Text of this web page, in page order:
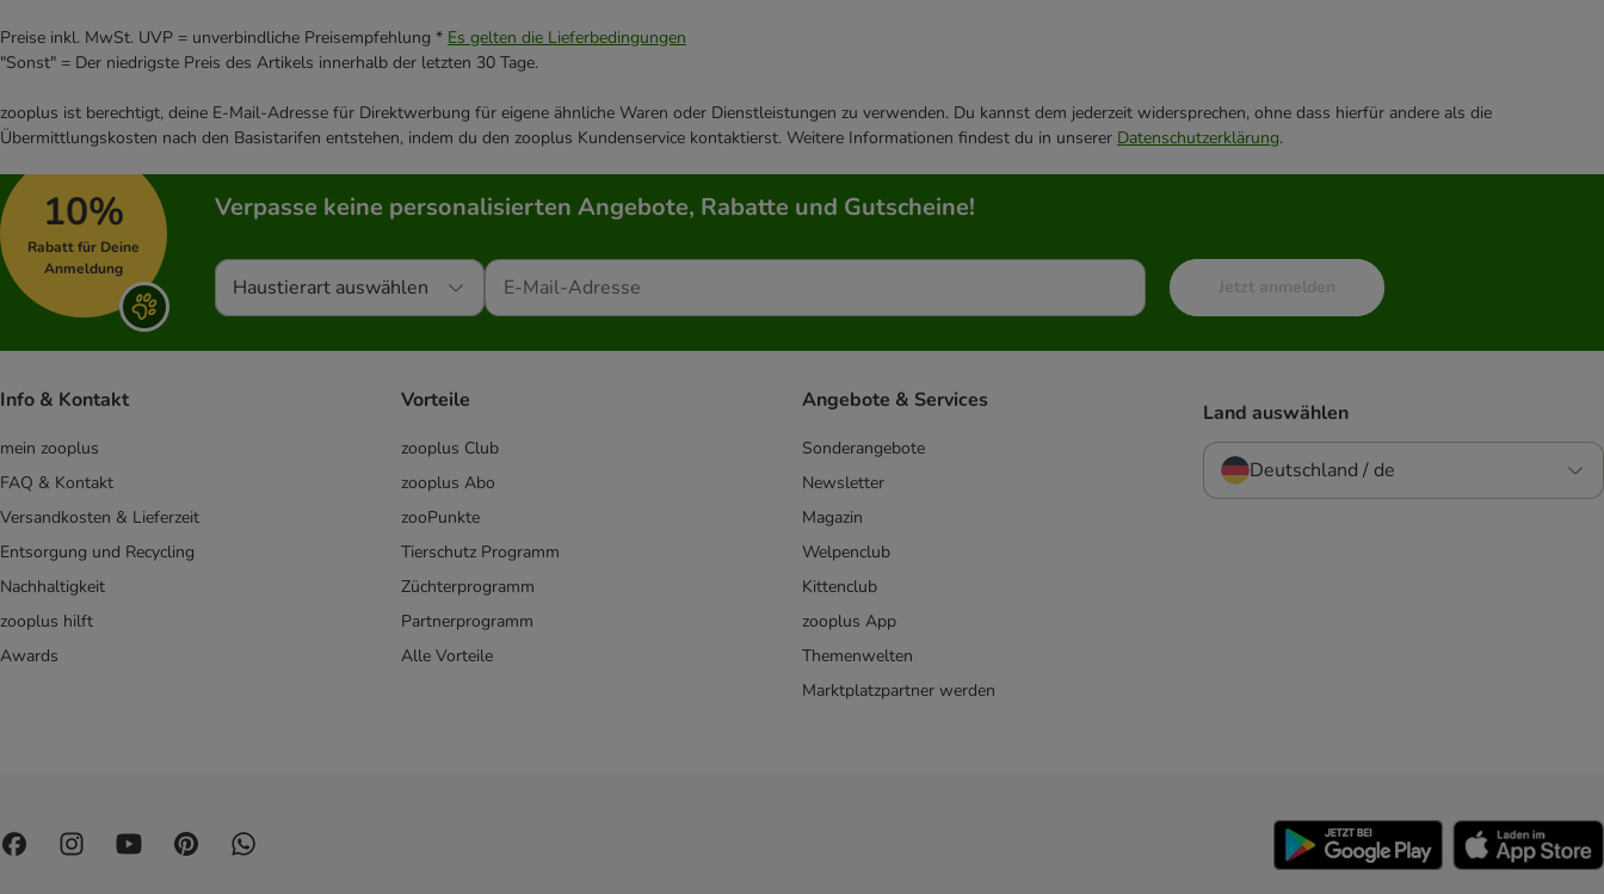
FetteBeute
Fitmin
Forza10
Goood
Happy Dog
Hardys
Hill’s Science Plan
James Wellbeloved
Lukullus Menu Gustico
Magnusson
Mjamjam
Nature's Variety
PAN MIESKO
Pedigree
PURINA PRO PLAN Veterinary Diets
Preise inkl. MwSt. UVP = unverbindliche Preisempfehlung * Es gelten die Lieferbedingungen
"Sonst" = Der niedrigste Preis des Artikels innerhalb der letzten 30 Tage.
zooplus ist berechtigt, deine E-Mail-Adresse für Direktwerbung für eigene ähnliche Waren oder Dienstleistungen zu verwenden. Du kannst dem jederzeit widersprechen, ohne dass hierfür andere als die
Übermittlungskosten nach den Basistarifen entstehen, indem du den zooplus Kundenservice kontaktierst. Weitere Informationen findest du in unserer Datenschutzerklärung.
10%
Rabatt für Deine
Anmeldung
Verpasse keine personalisierten Angebote, Rabatte und Gutscheine!
Haustierart auswählen Jetzt anmelden
Info & Kontakt
mein zooplus
FAQ & Kontakt
Versandkosten & Lieferzeit
Entsorgung und Recycling
Nachhaltigkeit
zooplus hilft
Awards
Vorteile
zooplus Club
zooplus Abo
zooPunkte
Tierschutz Programm
Züchterprogramm
Partnerprogramm
Alle Vorteile
Angebote & Services
Sonderangebote
Newsletter
Magazin
Welpenclub
Kittenclub
zooplus App
Themenwelten
Marktplatzpartner werden
Land auswählen
Deutschland / de